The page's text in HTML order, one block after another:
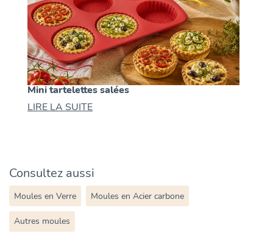
Mini tartelettes salées
LIRE LA SUITE
Consultez aussi
Moules en Verre Moules en Acier carbone
Autres moules